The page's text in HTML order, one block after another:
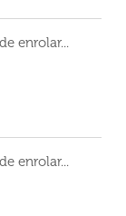
enrolar...
enrolar...